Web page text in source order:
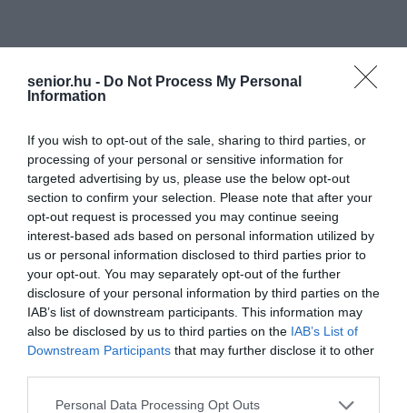
senior.hu - Do Not Process My Personal
Information
If you wish to opt-out of the sale, sharing to third parties, or
processing of your personal or sensitive information for
targeted advertising by us, please use the below opt-out
section to confirm your selection. Please note that after your
opt-out request is processed you may continue seeing
interest-based ads based on personal information utilized by
us or personal information disclosed to third parties prior to
your opt-out. You may separately opt-out of the further
disclosure of your personal information by third parties on the
IAB’s list of downstream participants. This information may
also be disclosed by us to third parties on the IAB’s List of
Downstream Participants that may further disclose it to other
Please note that this website/app uses one or more Google
Personal Data Processing Opt Outs